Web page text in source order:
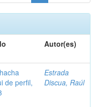
Autor(es)
de perfil,
Estrada
Discua, Raúl